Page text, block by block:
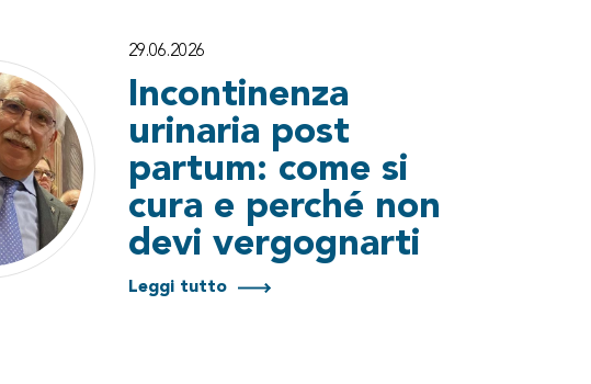
29.06.2026
Incontinenza
urinaria post
partum: come si
cura e perché non
devi vergognarti
Leggi tutto